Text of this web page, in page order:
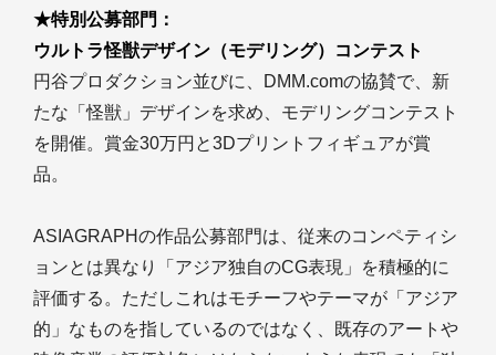
★特別公募部門：
ウルトラ怪獣デザイン（モデリング）コンテスト
円谷プロダクション並びに、DMM.comの協賛で、新
たな「怪獣」デザインを求め、モデリングコンテスト
を開催。賞金30万円と3Dプリントフィギュアが賞
品。
ASIAGRAPHの作品公募部門は、従来のコンペティシ
ョンとは異なり「アジア独自のCG表現」を積極的に
評価する。ただしこれはモチーフやテーマが「アジア
的」なものを指しているのではなく、既存のアートや